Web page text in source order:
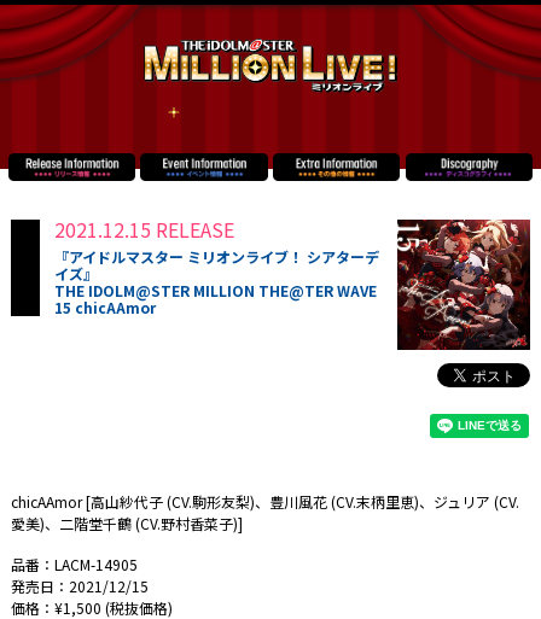
2021.12.15 RELEASE
『アイドルマスター ミリオンライブ！ シアターデ
イズ』
THE IDOLM@STER MILLION THE@TER WAVE
15 chicAAmor
chicAAmor [高山紗代子 (CV.駒形友梨)、豊川風花 (CV.末柄里恵)、ジュリア (CV.
愛美)、二階堂千鶴 (CV.野村香菜子)]
品番：LACM-14905
発売日：2021/12/15
価格：¥1,500 (税抜価格)